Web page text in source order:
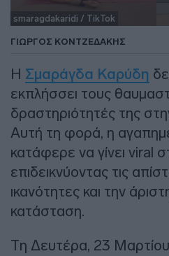
smaragdakaridi / TikTok
ΓΙΏΡΓΟΣ ΚΟΝΤΖΕΔΆΚΗΣ
Η Σμαράγδα Καρύδη
εκπλήσσει τους
δραστηριότητές της
Αυτή τη φορά, η
κατάφερε να γίνει viral
επιδεικνύοντας τις
ικανότητες και την
κατάσταση.
Τη Δευτέρα, 23